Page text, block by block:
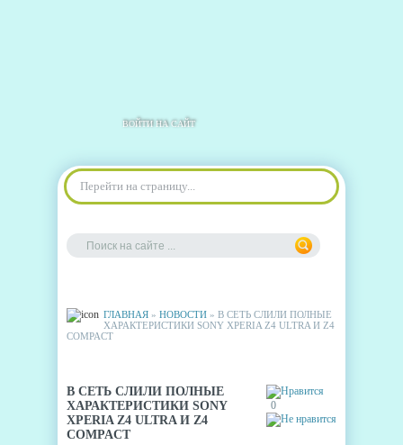
ВОЙТИ НА САЙТ
Перейти на страницу...
ГЛАВНАЯ » НОВОСТИ » В СЕТЬ СЛИЛИ ПОЛНЫЕ
ХАРАКТЕРИСТИКИ SONY XPERIA Z4 ULTRA И Z4
COMPACT
0
В СЕТЬ СЛИЛИ ПОЛНЫЕ
ХАРАКТЕРИСТИКИ SONY
XPERIA Z4 ULTRA И Z4
COMPACT